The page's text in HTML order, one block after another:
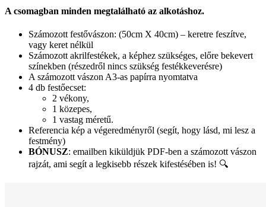
A csomagban minden megtalálható az alkotáshoz.
Számozott festővászon: (50cm X 40cm) – keretre feszítve,
vagy keret nélkül
Számozott akrilfestékek, a képhez szükséges, előre bekevert
színekben (részedről nincs szükség festékkeverésre)
A számozott vászon A3-as papírra nyomtatva
4 db festőecset:
2 vékony,
1 közepes,
1 vastag méretű.
Referencia kép a végeredményről (segít, hogy lásd, mi lesz a
festmény)
BÓNUSZ: emailben kiküldjük PDF-ben a számozott vászon
rajzát, ami segít a legkisebb részek kifestésében is! 🔍